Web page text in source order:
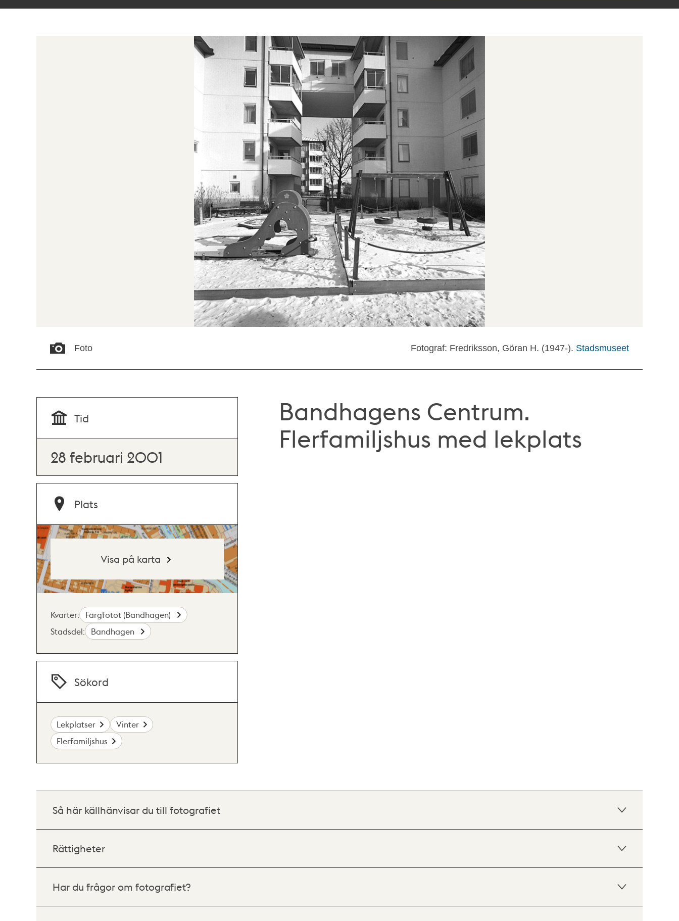
Foto Fotograf: Fredriksson, Göran H. (1947-). Stadsmuseet
Bandhagens Centrum.
Flerfamiljshus med lekplats
Tid
28 februari 2001
Plats
Visa på karta
Kvarter:
Färgfotot (Bandhagen)
Stadsdel:
Bandhagen
Sökord
Lekplatser
Vinter
Flerfamiljshus
Så här källhänvisar du till fotografiet
Rättigheter
Har du frågor om fotografiet?